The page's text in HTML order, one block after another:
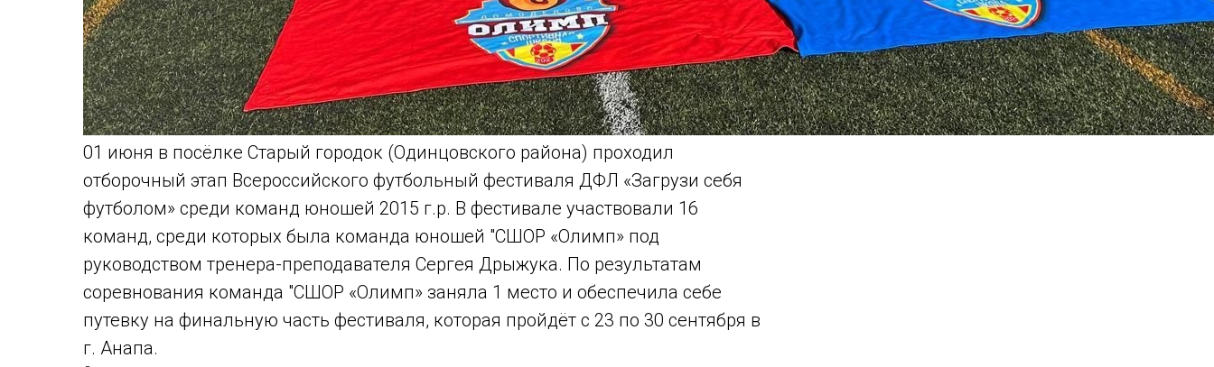
01 июня в посёлке Старый городок (Одинцовского района) проходил
отборочный этап Всероссийского футбольный фестиваля ДФЛ «Загрузи себя
футболом» среди команд юношей 2015 г.р. В фестивале участвовали 16
команд, среди которых была команда юношей "СШОР «Олимп» под
руководством тренера-преподавателя Сергея Дрыжука. По результатам
соревнования команда "СШОР «Олимп» заняла 1 место и обеспечила себе
путевку на финальную часть фестиваля, которая пройдёт с 23 по 30 сентября в
г. Анапа.